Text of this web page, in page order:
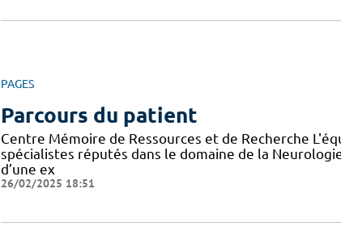
PAGES
Parcours du patient
Centre Mémoire de Ressources et de Recherche
spécialistes réputés dans le domaine de la
d’une ex
26/02/2025 18:51